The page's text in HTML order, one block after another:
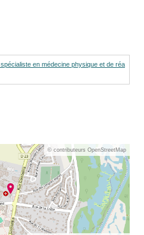
en médecine physique et de réa
© contributeurs OpenStreetMap